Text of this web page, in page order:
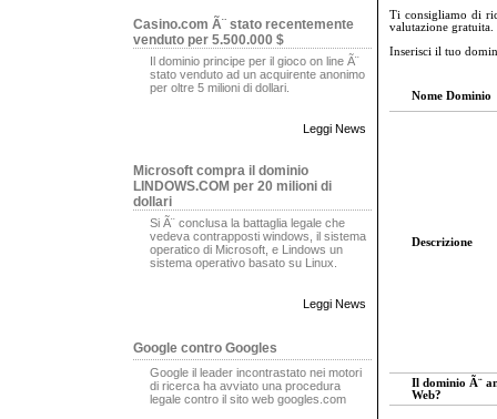
Casino.com Ã¨ stato recentemente
venduto per 5.500.000 $
Il dominio principe per il gioco on line Ã¨
stato venduto ad un acquirente anonimo
per oltre 5 milioni di dollari.
Leggi News
Microsoft compra il dominio
LINDOWS.COM per 20 milioni di
dollari
Si Ã¨ conclusa la battaglia legale che
vedeva contrapposti windows, il sistema
operatico di Microsoft, e Lindows un
sistema operativo basato su Linux.
Leggi News
Google contro Googles
Google il leader incontrastato nei motori
di ricerca ha avviato una procedura
legale contro il sito web googles.com
Ti consigliamo di
valutazione gratuita.
Inserisci il tuo
Nome Dominio
Descrizione
Il dominio Ã¨
Web?